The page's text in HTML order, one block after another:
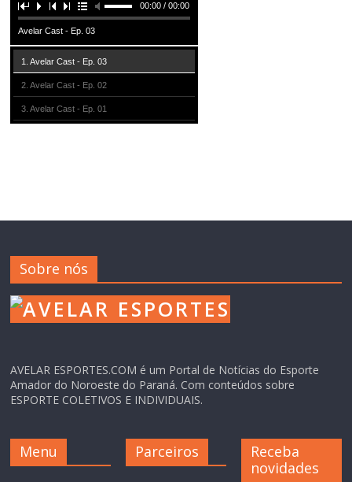
00:00 / 00:00
Avelar Cast - Ep. 03
1. Avelar Cast - Ep. 03
2. Avelar Cast - Ep. 02
3. Avelar Cast - Ep. 01
Sobre nós
AVELAR ESPORTES.COM é um Portal de Notícias do Esporte
Amador do Noroeste do Paraná. Com conteúdos sobre
ESPORTE COLETIVOS E INDIVIDUAIS.
Menu Parceiros
Receba
novidades